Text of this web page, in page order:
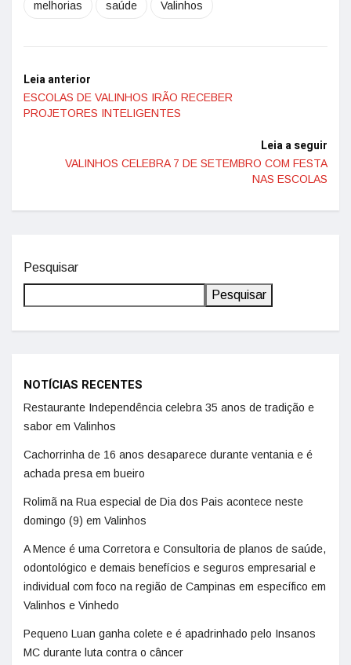
melhorias saúde Valinhos
Leia anterior
ESCOLAS DE VALINHOS IRÃO RECEBER
PROJETORES INTELIGENTES
Leia a seguir
VALINHOS CELEBRA 7 DE SETEMBRO COM FESTA
NAS ESCOLAS
Pesquisar
Pesquisar
NOTÍCIAS RECENTES
Restaurante Independência celebra 35 anos de tradição e
sabor em Valinhos
Cachorrinha de 16 anos desaparece durante ventania e é
achada presa em bueiro
Rolimã na Rua especial de Dia dos Pais acontece neste
domingo (9) em Valinhos
A Mence é uma Corretora e Consultoria de planos de saúde,
odontológico e demais benefícios e seguros empresarial e
individual com foco na região de Campinas em específico em
Valinhos e Vinhedo
Pequeno Luan ganha colete e é apadrinhado pelo Insanos
MC durante luta contra o câncer